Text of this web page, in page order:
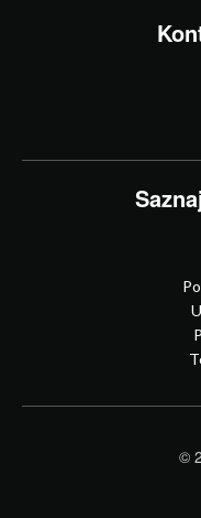
©